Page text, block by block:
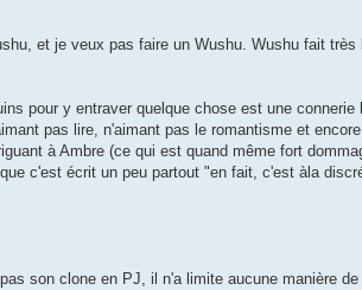
et je veux pas faire un Wushu. Wushu fait très
pour y entraver quelque chose est une connerie
pas lire, n'aimant pas le romantisme et
à Ambre (ce qui est quand même fort
c'est écrit un peu partout "en fait, c'est àla
son clone en PJ, il n'a limite aucune manière de